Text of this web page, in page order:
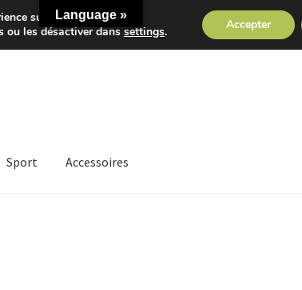
Sport Accessoires
Language »
sur notre site.
ou les désactiver danssettings. Accepter